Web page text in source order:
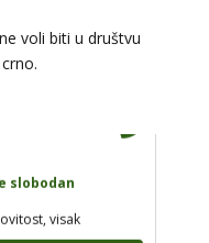
voli biti u društvu
min
slobodan
visak